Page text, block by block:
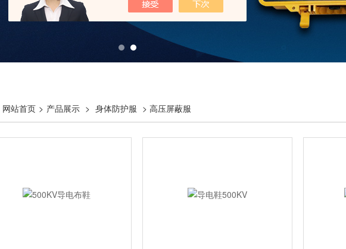
网站首页 > 产品展示 > 身体防护服 > 高压屏蔽服